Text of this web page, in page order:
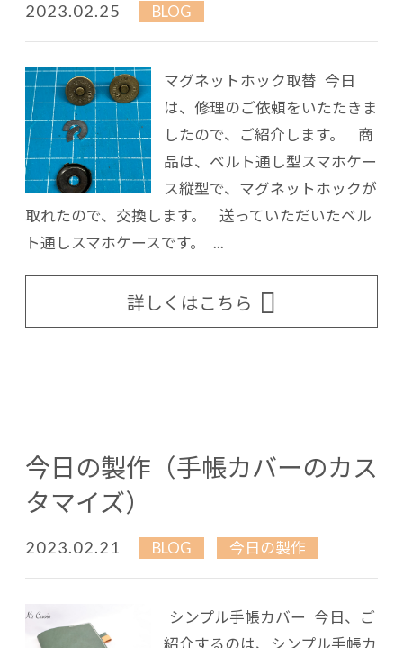
2023.02.25 BLOG
マグネットホック取替 今日
は、修理のご依頼をいたたきま
したので、ご紹介します。 商
品は、ベルト通し型スマホケー
ス縦型で、マグネットホックが
取れたので、交換します。 送っていただいたベル
ト通しスマホケースです。 ...
詳しくはこちら
今日の製作（手帳カバーのカス
タマイズ）
2023.02.21 BLOG 今日の製作
シンプル手帳カバー 今日、ご
紹介するのは、シンプル手帳カ